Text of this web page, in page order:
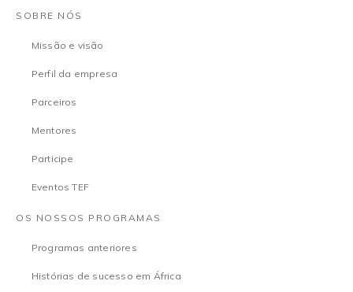
SOBRE NÓS
Missão e visão
Perfil da empresa
Parceiros
Mentores
Participe
Eventos TEF
OS NOSSOS PROGRAMAS
Programas anteriores
Histórias de sucesso em África